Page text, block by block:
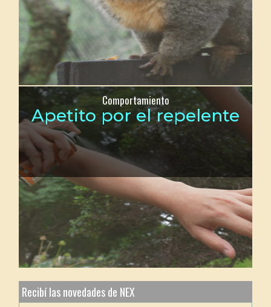
Comportamiento
Apetito por el repelente
Recibí las novedades de NEX